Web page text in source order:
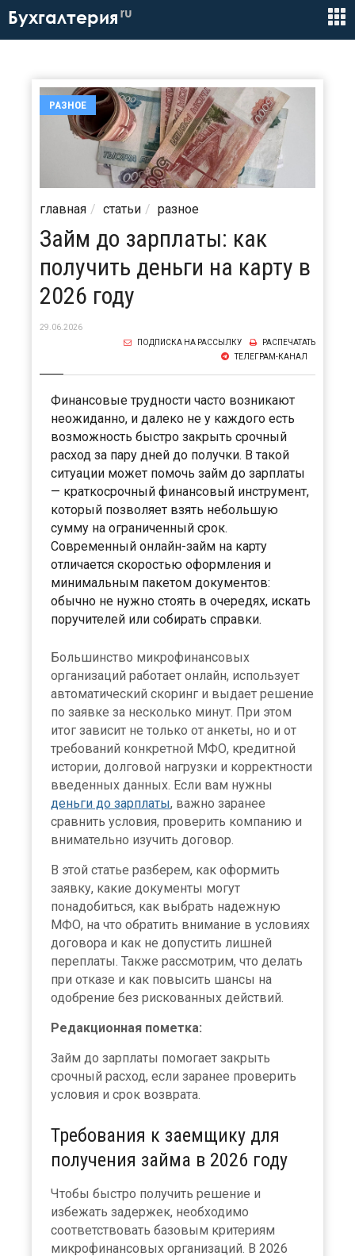
Бухгалтерия ru
РАЗНОЕ
главная статьи разное
Займ до зарплаты: как
получить деньги на карту в
2026 году
29.06.2026
РАСПЕЧАТАТЬ
ПОДПИСКА НА РАССЫЛКУ
ТЕЛЕГРАМ-КАНАЛ
Финансовые трудности часто возникают
неожиданно, и далеко не у каждого есть
возможность быстро закрыть срочный
расход за пару дней до получки. В такой
ситуации может помочь займ до зарплаты
— краткосрочный финансовый инструмент,
который позволяет взять небольшую
сумму на ограниченный срок.
Современный онлайн-займ на карту
отличается скоростью оформления и
минимальным пакетом документов:
обычно не нужно стоять в очередях, искать
поручителей или собирать справки.
Большинство микрофинансовых
организаций работает онлайн, использует
автоматический скоринг и выдает решение
по заявке за несколько минут. При этом
итог зависит не только от анкеты, но и от
требований конкретной МФО, кредитной
истории, долговой нагрузки и корректности
введенных данных. Если вам нужны
деньги до зарплаты, важно заранее
сравнить условия, проверить компанию и
внимательно изучить договор.
В этой статье разберем, как оформить
заявку, какие документы могут
понадобиться, как выбрать надежную
МФО, на что обратить внимание в условиях
договора и как не допустить лишней
переплаты. Также рассмотрим, что делать
при отказе и как повысить шансы на
одобрение без рискованных действий.
Редакционная пометка:
Займ до зарплаты помогает закрыть
срочный расход, если заранее проверить
условия и срок возврата.
Требования к заемщику для
получения займа в 2026 году
Чтобы быстро получить решение и
избежать задержек, необходимо
соответствовать базовым критериям
микрофинансовых организаций. В 2026